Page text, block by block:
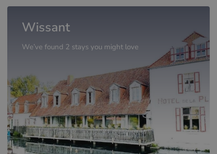
Wissant
We’ve found 2 stays you might love